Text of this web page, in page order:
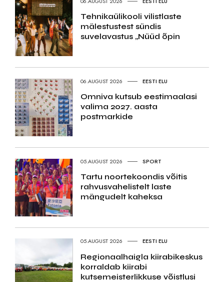
Tehnikaülikooli vilistlaste
mälestustest sündis
suvelavastus „Nüüd õpin
06.AUGUST 2026 EESTI ELU
Omniva kutsub eestimaalasi
valima 2027. aasta
postmarkide
05.AUGUST 2026 SPORT
Tartu noortekoondis võitis
rahvusvahelistelt laste
mängudelt kaheksa
05.AUGUST 2026 EESTI ELU
Regionaalhaigla kiirabikeskus
korraldab kiirabi
kutsemeisterlikkuse võistlusi